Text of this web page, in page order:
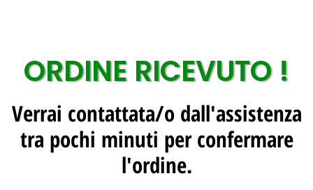
ORDINE RICEVUTO !
Verrai contattata/o dall'assistenza
tra pochi minuti per confermare
l'ordine.